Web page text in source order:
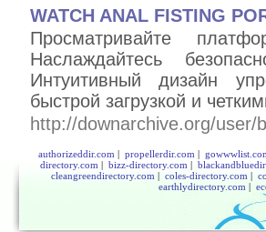
WATCH ANAL FISTING
Просматривайте
Наслаждайтесь
Интуитивный дизайн
быстрой загрузкой и
http://downarchive.org/user/
authorizeddir.com | propellerdir.com |
directory.com | bizz-directory.com |
cleangreendirectory.com | coles-directory.com |
earthlydirectory.com |